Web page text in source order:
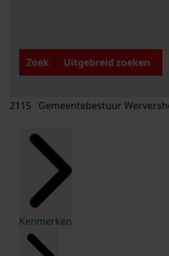
Zoek
Uitgebreid zoeken
2115 Gemeentebestuur
Kenmerken